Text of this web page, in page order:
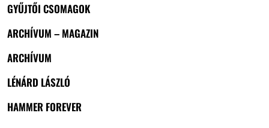
GYŰJTŐI CSOMAGOK
ARCHÍVUM – MAGAZIN
ARCHÍVUM
LÉNÁRD LÁSZLÓ
HAMMER FOREVER